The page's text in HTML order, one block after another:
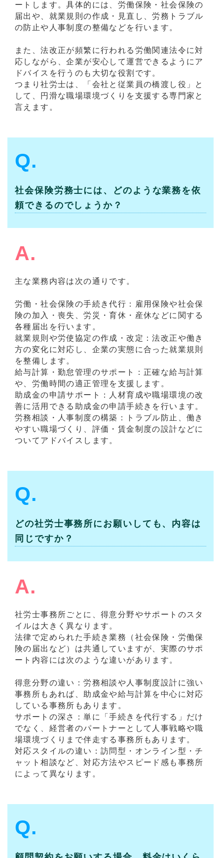
ートします。具体的には、労働保険・社会保険の
届出や、就業規則の作成・見直し、労務トラブル
の防止や人事制度の整備などを行います。
また、法改正が頻繁に行われる労働関連法令に対
応しながら、企業が安心して運営できるようにア
ドバイスを行うのも大切な役割です。
つまり社労士は、「会社と従業員の橋渡し役」と
して、円滑な職場環境づくりを支援する専門家と
言えます。
Q.
社会保険労務士には、どのような業務を依
頼できるのでしょうか？
A.
主な業務内容は次の通りです。
労働・社会保険の手続き代行：雇用保険や社会保
険の加入・喪失、労災・育休・産休などに関する
各種届出を行います。
就業規則や労使協定の作成・改定：法改正や働き
方の変化に対応し、企業の実態に合った就業規則
を整備します。
給与計算・勤怠管理のサポート：正確な給与計算
や、労働時間の適正管理を支援します。
助成金の申請サポート：人材育成や職場環境の改
善に活用できる助成金の申請手続きを行います。
労務相談・人事制度の構築：トラブル防止、働き
やすい職場づくり、評価・賃金制度の設計などに
ついてアドバイスします。
Q.
どの社労士事務所にお願いしても、内容は
同じですか？
A.
社労士事務所ごとに、得意分野やサポートのスタ
イルは大きく異なります。
法律で定められた手続き業務（社会保険・労働保
険の届出など）は共通していますが、実際のサポ
ート内容には次のような違いがあります。
得意分野の違い：労務相談や人事制度設計に強い
事務所もあれば、助成金や給与計算を中心に対応
している事務所もあります。
サポートの深さ：単に「手続きを代行する」だけ
でなく、経営者のパートナーとして人事戦略や職
場環境づくりまで伴走する事務所もあります。
対応スタイルの違い：訪問型・オンライン型・チ
ャット相談など、対応方法やスピード感も事務所
によって異なります。
Q.